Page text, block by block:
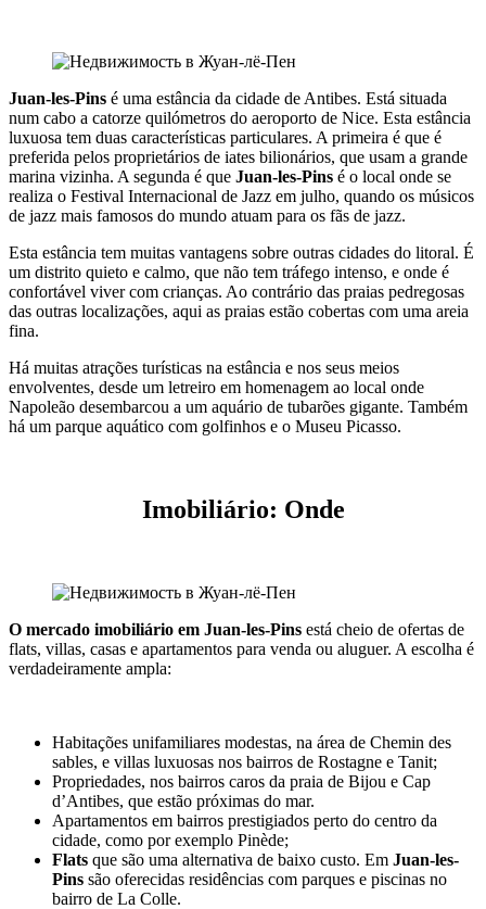
Juan-les-Pins é uma estância da cidade de Antibes. Está situada
num cabo a catorze quilómetros do aeroporto de Nice. Esta estância
luxuosa tem duas características particulares. A primeira é que é
preferida pelos proprietários de iates bilionários, que usam a grande
marina vizinha. A segunda é que Juan-les-Pins é o local onde se
realiza o Festival Internacional de Jazz em julho, quando os músicos
de jazz mais famosos do mundo atuam para os fãs de jazz.
Esta estância tem muitas vantagens sobre outras cidades do litoral. É
um distrito quieto e calmo, que não tem tráfego intenso, e onde é
confortável viver com crianças. Ao contrário das praias pedregosas
das outras localizações, aqui as praias estão cobertas com uma areia
fina.
Há muitas atrações turísticas na estância e nos seus meios
envolventes, desde um letreiro em homenagem ao local onde
Napoleão desembarcou a um aquário de tubarões gigante. Também
há um parque aquático com golfinhos e o Museu Picasso.
Imobiliário: Onde
O mercado imobiliário em Juan-les-Pins está cheio de ofertas de
flats, villas, casas e apartamentos para venda ou aluguer. A escolha é
verdadeiramente ampla:
Habitações unifamiliares modestas, na área de Chemin des
sables, e villas luxuosas nos bairros de Rostagne e Tanit;
Propriedades, nos bairros caros da praia de Bijou e Cap
d’Antibes, que estão próximas do mar.
Apartamentos em bairros prestigiados perto do centro da
cidade, como por exemplo Pinède;
Flats que são uma alternativa de baixo custo. Em Juan-les-
Pins são oferecidas residências com parques e piscinas no
bairro de La Colle.